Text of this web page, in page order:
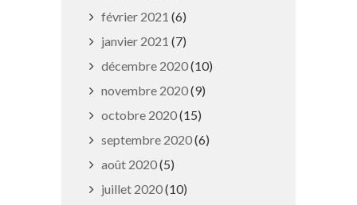
février 2021 (6)
janvier 2021 (7)
décembre 2020(10)
novembre 2020(9)
octobre 2020(15)
septembre 2020(6)
août 2020(5)
juillet 2020(10)